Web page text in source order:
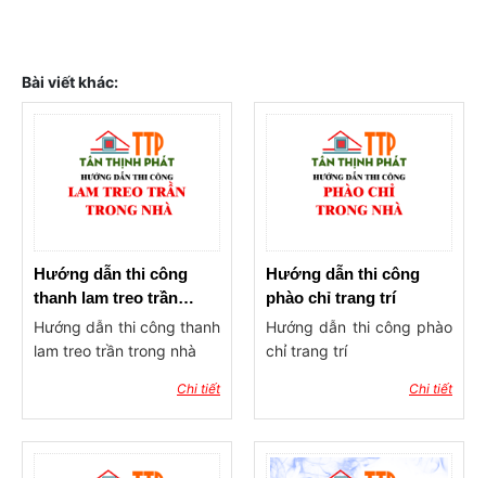
Bài viết khác:
Hướng dẫn thi công
thanh lam treo trần
trong nhà
Hướng dẫn thi công thanh
lam treo trần trong nhà
Chi tiết
Hướng dẫn thi công
phào chỉ trang trí
Hướng dẫn thi công phào
chỉ trang trí
Chi tiết